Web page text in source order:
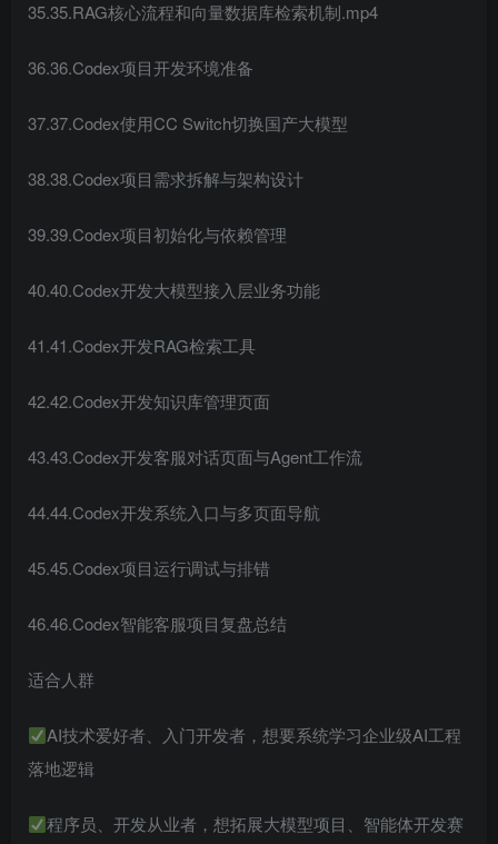
35.35.RAG核心流程和向量数据库检索机制.mp4
36.36.Codex项目开发环境准备
37.37.Codex使用CC Switch切换国产大模型
38.38.Codex项目需求拆解与架构设计
39.39.Codex项目初始化与依赖管理
40.40.Codex开发大模型接入层业务功能
41.41.Codex开发RAG检索工具
42.42.Codex开发知识库管理页面
43.43.Codex开发客服对话页面与Agent工作流
44.44.Codex开发系统入口与多页面导航
45.45.Codex项目运行调试与排错
46.46.Codex智能客服项目复盘总结
适合人群
AI技术爱好者、入门开发者，想要系统学习企业级AI工程
落地逻辑
程序员、开发从业者，想拓展大模型项目、智能体开发赛